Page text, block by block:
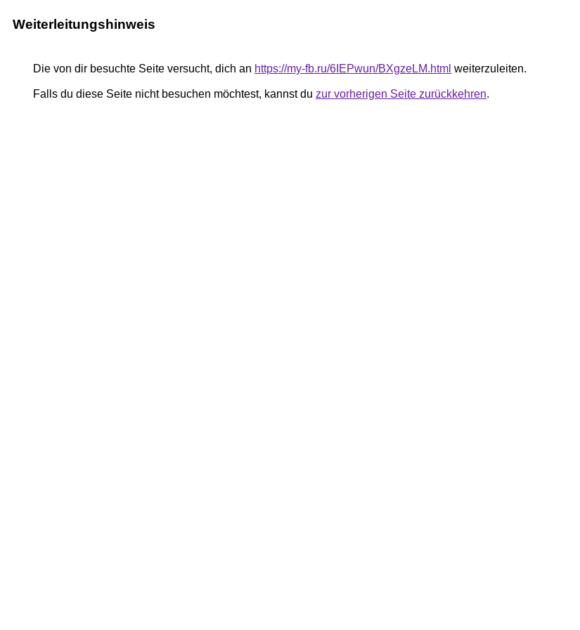
Weiterleitungshinweis
Die von dir besuchte Seite versucht, dich an https://my-fb.ru/6IEPwun/BXgzeLM.html weiterzuleiten.
Falls du diese Seite nicht besuchen möchtest, kannst du zur vorherigen Seite zurückkehren.